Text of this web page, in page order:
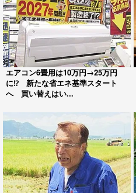
エアコン6畳用は10万円→25万円
に⁉ 新たな省エネ基準スタート
へ 買い替えはい...